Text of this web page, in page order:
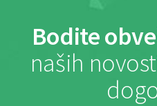
Bodite
naših